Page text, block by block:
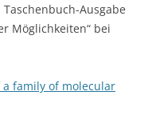
Ausgabe
Möglichkeiten“ bei
a family of molecular